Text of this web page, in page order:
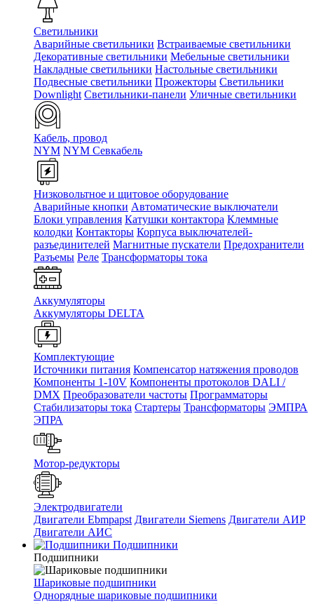
Светильники
Аварийные светильники Встраиваемые светильники
Декоративные светильники Мебельные светильники
Накладные светильники Настольные светильники
Подвесные светильники Прожекторы Светильники
Downlight Светильники-панели Уличные светильники
Кабель, провод
NYM NYM Севкабель
Низковольтное и щитовое оборудование
Аварийные кнопки Автоматические выключатели
Блоки управления Катушки контактора Клеммные
колодки Контакторы Корпуса выключателей-
разъединителей Магнитные пускатели Предохранители
Разъемы Реле Трансформаторы тока
Аккумуляторы
Аккумуляторы DELTA
Комплектующие
Источники питания Компенсатор натяжения проводов
Компоненты 1-10V Компоненты протоколов DALI /
DMX Преобразователи частоты Программаторы
Стабилизаторы тока Стартеры Трансформаторы ЭМПРА
ЭПРА
Мотор-редукторы
Электродвигатели
Двигатели Ebmpapst Двигатели Siemens Двигатели АИР
Двигатели АИС
Подшипники
Подшипники
Шариковые подшипники
Однорядные шариковые подшипники